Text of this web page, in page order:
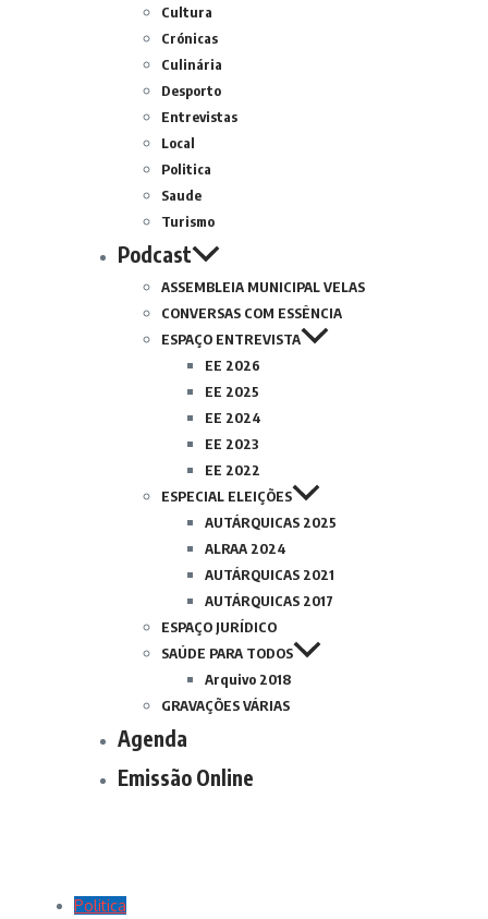
Cultura
Crónicas
Culinária
Desporto
Entrevistas
Local
Politica
Saude
Turismo
Podcast
ASSEMBLEIA MUNICIPAL VELAS
CONVERSAS COM ESSÊNCIA
ESPAÇO ENTREVISTA
EE 2026
EE 2025
EE 2024
EE 2023
EE 2022
ESPECIAL ELEIÇÕES
AUTÁRQUICAS 2025
ALRAA 2024
AUTÁRQUICAS 2021
AUTÁRQUICAS 2017
ESPAÇO JURÍDICO
SAÚDE PARA TODOS
Arquivo 2018
GRAVAÇÕES VÁRIAS
Agenda
Emissão Online
Politica